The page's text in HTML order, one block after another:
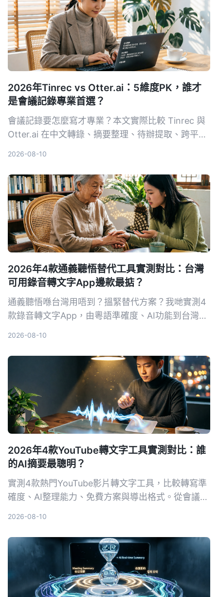
2026年Tinrec vs Otter.ai：5維度PK，誰才
是會議記錄專業首選？
會議記錄要怎麼寫才專業？本文實際比較 Tinrec 與
Otter.ai 在中文轉錄、摘要整理、待辦提取、跨平台
2026-08-10
2026年4款通義聽悟替代工具實測對比：台灣
可用錄音轉文字App邊款最掂？
通義聽悟喺台灣用唔到？搵緊替代方案？我哋實測4
款錄音轉文字App，由粵語準確度、AI功能到台灣可
嘅選擇。
2026-08-10
2026年4款YouTube轉文字工具實測對比：誰
的AI摘要最聰明？
實測4款熱門YouTube影片轉文字工具，比較轉寫準
確度、AI整理能力、免費方案與導出格式。從會議記
2026-08-10